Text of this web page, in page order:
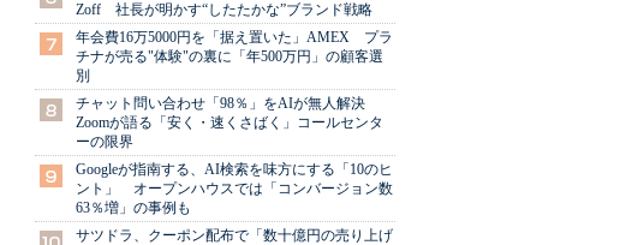
Zoff 社長が明かす“したたかな”ブランド戦略
年会費16万5000円を「据え置いた」AMEX プラ
チナが売る"体験"の裏に「年500万円」の顧客選
別
チャット問い合わせ「98％」をAIが無人解決
Zoomが語る「安く・速くさばく」コールセンタ
ーの限界
Googleが指南する、AI検索を味方にする「10のヒ
ント」 オープンハウスでは「コンバージョン数
63％増」の事例も
サツドラ、クーポン配布で「数十億円の売り上げ